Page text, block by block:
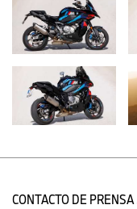
Adicionalmente, la
expectativas al incluir,
Competition. Este
carbono M, las
acompañante) M y un
el guardabarros
BMW S 1000 XR, USD
CONTACTO DE PRENSA